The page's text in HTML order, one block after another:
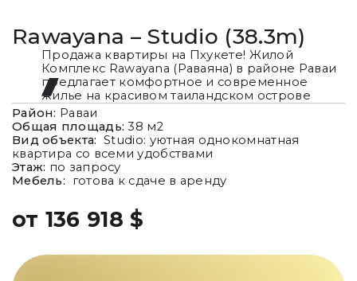
Rawayana – Studio (38.3m)
Продажа квартиры на Пхукете! Жилой
Комплекс Rawayana (Раваяна) в районе Раваи
предлагает комфортное и современное
жилье на красивом таиландском острове
Район: Раваи
Общая площадь:38 м2
Вид объекта:Studio: уютная однокомнатная
квартира со всеми удобствами
Этаж: по запросу
Мебель: готова к сдаче в аренду
от 136 918 $